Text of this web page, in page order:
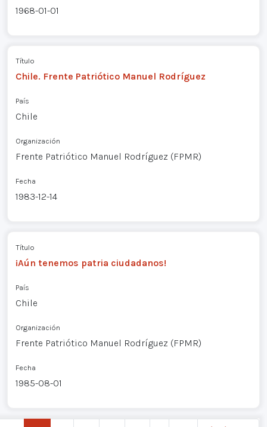
1968-01-01
Título
Chile. Frente Patriótico Manuel Rodríguez
País
Chile
Organización
Frente Patriótico Manuel Rodríguez (FPMR)
Fecha
1983-12-14
Título
¡Aún tenemos patria ciudadanos!
País
Chile
Organización
Frente Patriótico Manuel Rodríguez (FPMR)
Fecha
1985-08-01